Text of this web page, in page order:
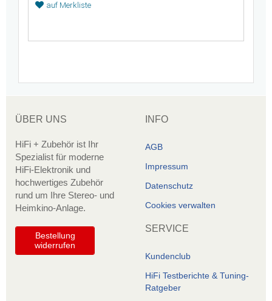
auf Merkliste
ÜBER UNS
HiFi + Zubehör ist Ihr
Spezialist für moderne
HiFi-Elektronik und
hochwertiges Zubehör
rund um Ihre Stereo- und
Heimkino-Anlage.
Bestellung
widerrufen
INFO
AGB
Impressum
Datenschutz
Cookies verwalten
SERVICE
Kundenclub
HiFi Testberichte & Tuning-
Ratgeber